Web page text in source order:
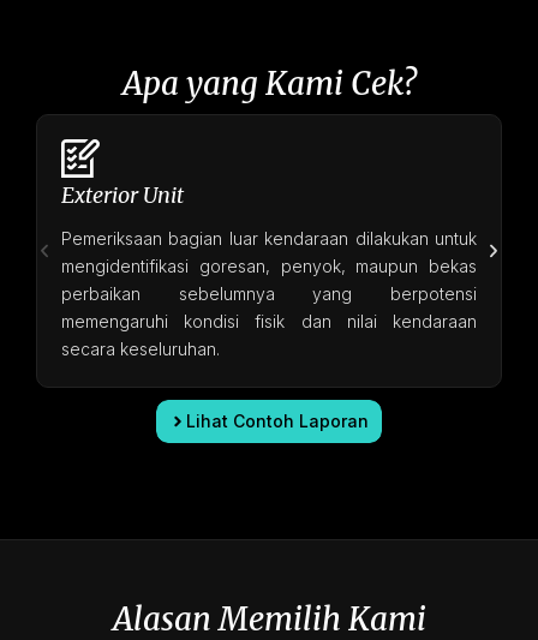
Apa yang Kami Cek?
Exterior Unit
Pemeriksaan bagian luar kendaraan dilakukan untuk
mengidentifikasi goresan, penyok, maupun bekas
perbaikan sebelumnya yang berpotensi
memengaruhi kondisi fisik dan nilai kendaraan
secara keseluruhan.
Lihat Contoh Laporan
Alasan Memilih Kami